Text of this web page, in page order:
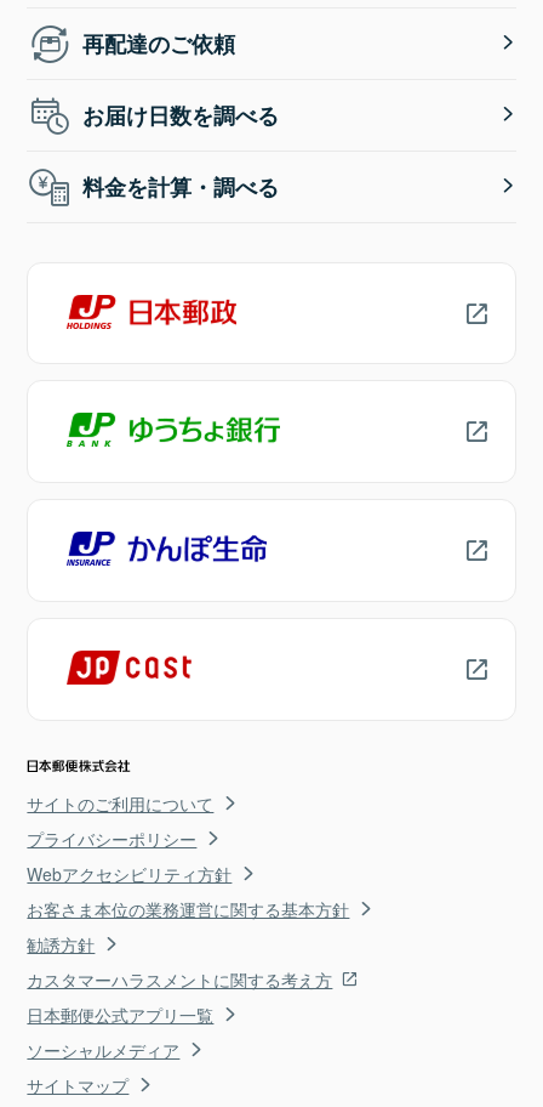
再配達のご依頼
お届け日数を調べる
料金を計算・調べる
サイトのご利用について
プライバシーポリシー
Webアクセシビリティ方針
お客さま本位の業務運営に関する基本方針
勧誘方針
カスタマーハラスメントに関する考え方
日本郵便公式アプリ一覧
ソーシャルメディア
サイトマップ